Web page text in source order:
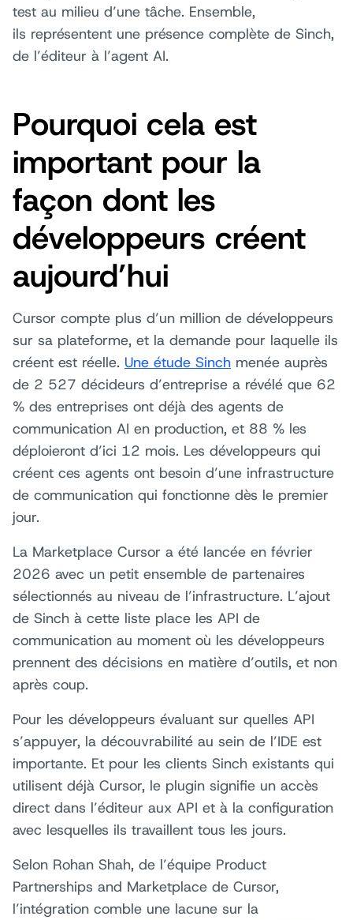
test au milieu d’une tâche. Ensemble,
ils représentent une présence complète de Sinch,
de l’éditeur à l’agent AI.
Pourquoi cela est
important pour la
façon dont les
développeurs créent
aujourd’hui
Cursor compte plus d’un million de développeurs
sur sa plateforme, et la demande pour laquelle ils
créent est réelle. Une étude Sinch menée auprès
de 2 527 décideurs d’entreprise a révélé que 62
% des entreprises ont déjà des agents de
communication AI en production, et 88 % les
déploieront d’ici 12 mois. Les développeurs qui
créent ces agents ont besoin d’une infrastructure
de communication qui fonctionne dès le premier
jour.
La Marketplace Cursor a été lancée en février
2026 avec un petit ensemble de partenaires
sélectionnés au niveau de l’infrastructure. L’ajout
de Sinch à cette liste place les API de
communication au moment où les développeurs
prennent des décisions en matière d’outils, et non
après coup.
Pour les développeurs évaluant sur quelles API
s’appuyer, la découvrabilité au sein de l’IDE est
importante. Et pour les clients Sinch existants qui
utilisent déjà Cursor, le plugin signifie un accès
direct dans l’éditeur aux API et à la configuration
avec lesquelles ils travaillent tous les jours.
Selon Rohan Shah, de l’équipe Product
Partnerships and Marketplace de Cursor,
l’intégration comble une lacune sur la